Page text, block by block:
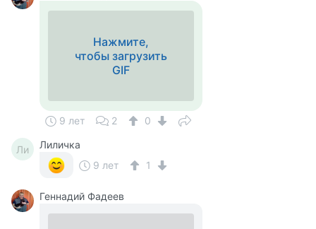
Нажмите,
чтобы загрузить
GIF
9 лет 2 0
Ли
Лиличка
9 лет
1
Геннадий Фадеев